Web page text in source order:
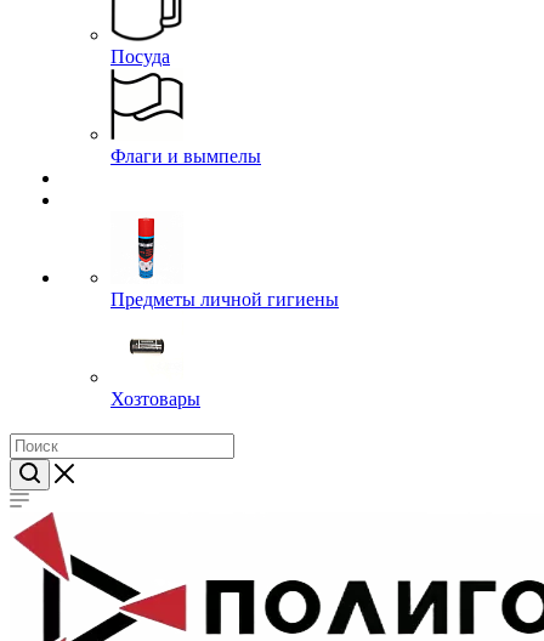
Посуда
Флаги и вымпелы
Предметы личной гигиены
Хозтовары